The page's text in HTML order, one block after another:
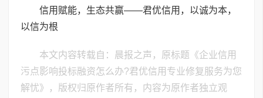
信用赋能，生态共赢——君优信用，以诚为本，
以信为根
本文内容转载自：晨报之声，原标题《企业信用
污点影响投标融资怎么办?君优信用专业修复服务为您
解忧》，版权归原作者所有，内容为原作者独立观